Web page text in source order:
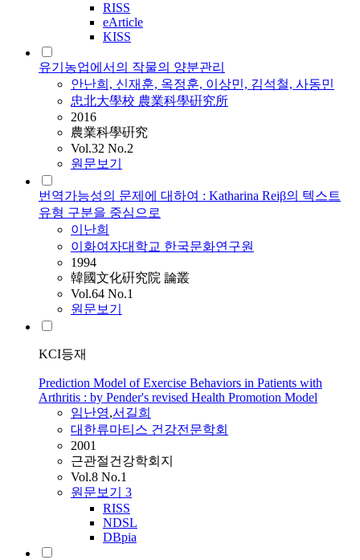
RISS
eArticle
KISS
유기농업에서의 작물의 양분관리
안난희, 신재훈, 옥정훈, 이상민, 김석철, 사동민
忠北大學校 農業科學硏究所
2016
農業科學硏究
Vol.32 No.2
원문보기
번역가능성의 문제에 대하여 : Katharina Reiβ의 텍스트
유형 구분을 중심으로
이난희
이화여자대학교 한국문화연구원
1994
韓國文化硏究院 論叢
Vol.64 No.1
원문보기
KCI등재
Prediction Model of Exercise Behaviors in Patients with
Arthritis : by Pender's revised Health Promotion Model
임난영,서길희
대한류마티스 건강전문학회
2001
근관절건강학회지
Vol.8 No.1
원문보기 3
RISS
NDSL
DBpia